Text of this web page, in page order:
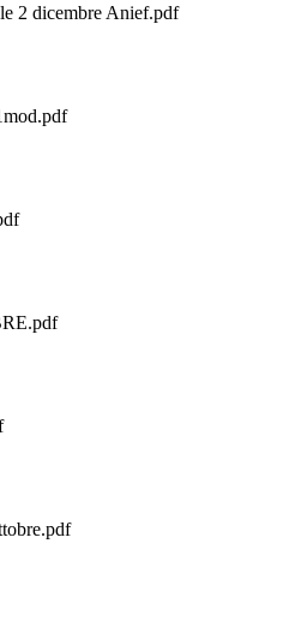
2 dicembre Anief.pdf